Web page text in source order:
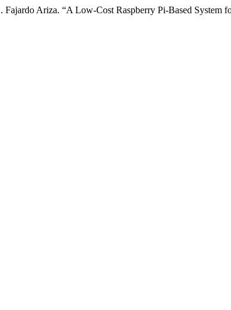
Ariza. “A Low-Cost Raspberry Pi-Based System